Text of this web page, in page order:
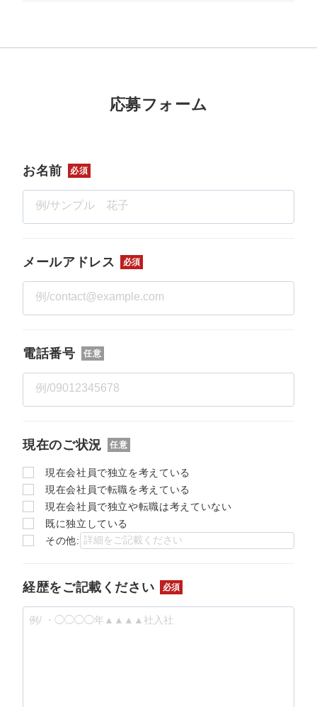
応募フォーム
お名前 必須
メールアドレス 必須
電話番号 任意
現在のご状況 任意
現在会社員で独立を考えている
現在会社員で転職を考えている
現在会社員で独立や転職は考えていない
既に独立している
その他:
経歴をご記載ください 必須